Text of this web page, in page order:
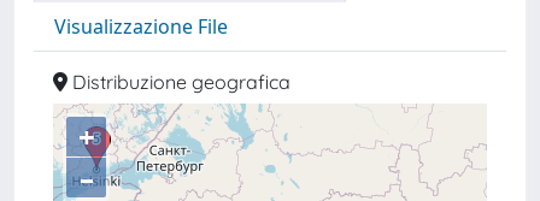
Visualizzazione File
Distribuzione geografica
+
–